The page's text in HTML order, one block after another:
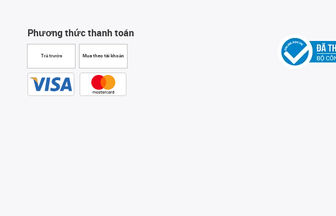
Phương thức thanh toán
Trả trước Mua theo tài khoản